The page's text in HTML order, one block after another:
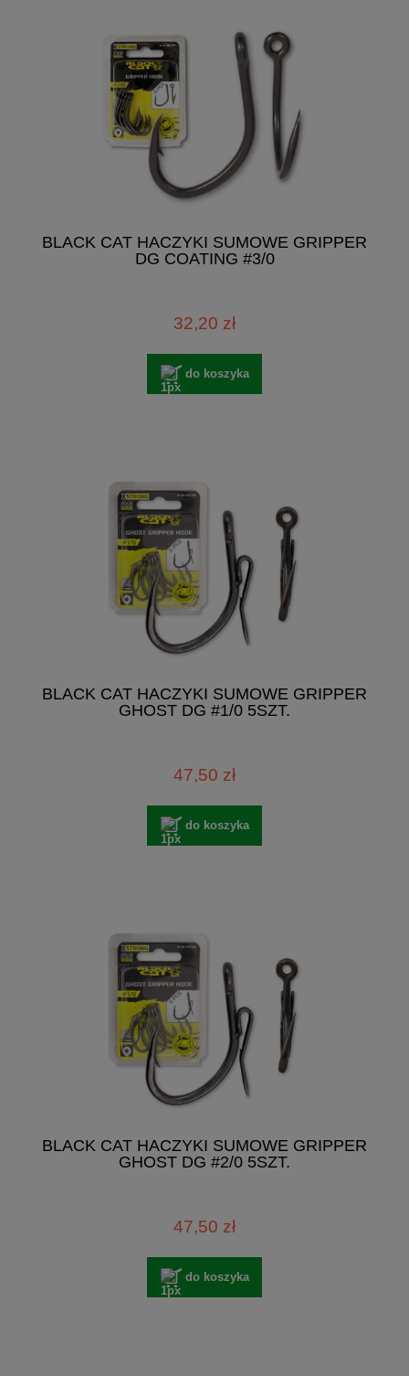
BLACK CAT HACZYKI SUMOWE GRIPPER
DG COATING #3/0
32,20 zł
do koszyka
BLACK CAT HACZYKI SUMOWE GRIPPER
GHOST DG #1/0 5SZT.
47,50 zł
do koszyka
BLACK CAT HACZYKI SUMOWE GRIPPER
GHOST DG #2/0 5SZT.
47,50 zł
do koszyka